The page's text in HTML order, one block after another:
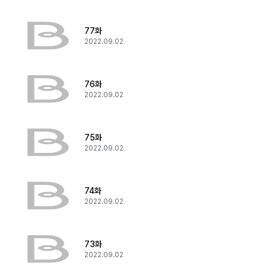
77화
2022.09.02
76화
2022.09.02
75화
2022.09.02
74화
2022.09.02
73화
2022.09.02